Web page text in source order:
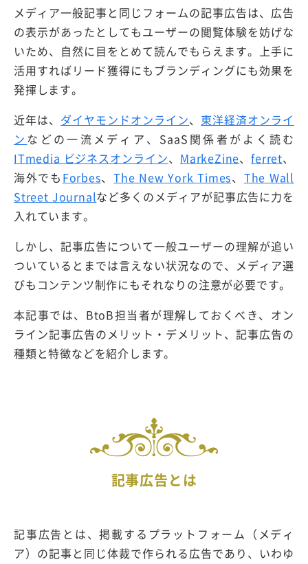
メディア一般記事と同じフォームの記事広告は、広告
の表示があったとしてもユーザーの閲覧体験を妨げな
いため、自然に目をとめて読んでもらえます。上手に
活用すればリード獲得にもブランディングにも効果を
発揮します。
近年は、 ダイヤモンドオンライン、 東洋経済オンライ
ン などの一流メディア、SaaS関係者がよく読む
ITmedia ビジネスオンライン、 MarkeZine、ferret、
海外でも Forbes、The New York Times、 The Wall
Street Journalなど多くのメディアが記事広告に力を
入れています。
しかし、記事広告について一般ユーザーの理解が追い
ついているとまでは言えない状況なので、メディア選
びもコンテンツ制作にもそれなりの注意が必要です。
本記事では、BtoB担当者が理解しておくべき、オン
ライン記事広告のメリット・デメリット、記事広告の
種類と特徴などを紹介します。
記事広告とは
記事広告とは、掲載するプラットフォーム（メディ
ア）の記事と同じ体裁で作られる広告であり、いわゆ